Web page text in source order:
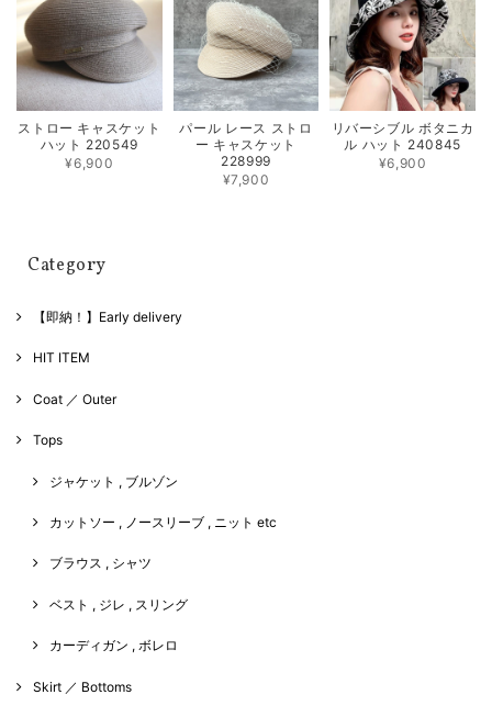
ストロー キャスケット
ハット 220549
¥6,900
パール レース ストロ
ー キャスケット
228999
¥7,900
リバーシブル ボタニカ
ル ハット 240845
¥6,900
Category
【即納！】Early delivery
HIT ITEM
Coat ／ Outer
Tops
ジャケット , ブルゾン
カットソー , ノースリーブ , ニット etc
ブラウス , シャツ
ベスト , ジレ , スリング
カーディガン , ボレロ
Skirt ／ Bottoms